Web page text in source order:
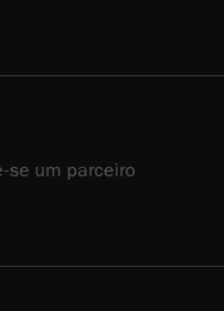
se um parceiro